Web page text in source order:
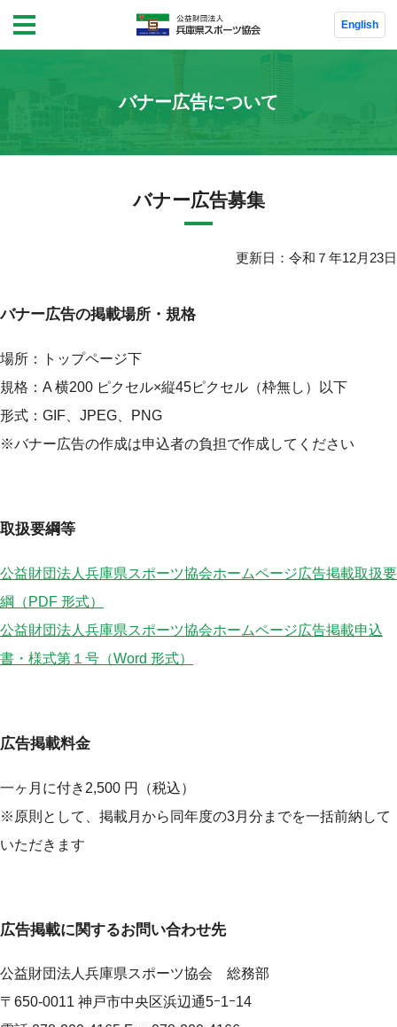
MENU
English
兵庫県スポーツ協会の概要
兵庫県スポーツ協会の概要
会議概要
専門部会
定款
中長期ビジョン
「NO！スポハラ」活動
賛助会員
Team Hyogo
総合型地域スポーツクラブとは
兵庫県協議会
次世代のスポーツ人材育成プロジェクト
バナー広告について
バナー広告募集
更新日：令和７年12月23日
バナー広告の掲載場所・規格
場所：トップページ下
規格：A 横200 ピクセル×縦45ピクセル（枠無し）以下
形式：GIF、JPEG、PNG
※バナー広告の作成は申込者の負担で作成してください
取扱要綱等
公益財団法人兵庫県スポーツ協会ホームページ広告掲載取扱要
綱（PDF 形式）
公益財団法人兵庫県スポーツ協会ホームページ広告掲載申込
書・様式第１号（Word 形式）
広告掲載料金
一ヶ月に付き2,500 円（税込）
※原則として、掲載月から同年度の3月分までを一括前納して
いただきます
広告掲載に関するお問い合わせ先
公益財団法人兵庫県スポーツ協会 総務部
〒650-0011 神戸市中央区浜辺通5ｰ1ｰ14